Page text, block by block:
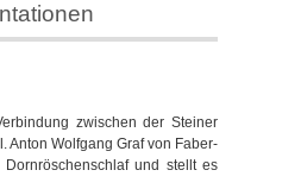
zwischen der Steiner
Anton Wolfgang Graf von Faber-
und stellt es